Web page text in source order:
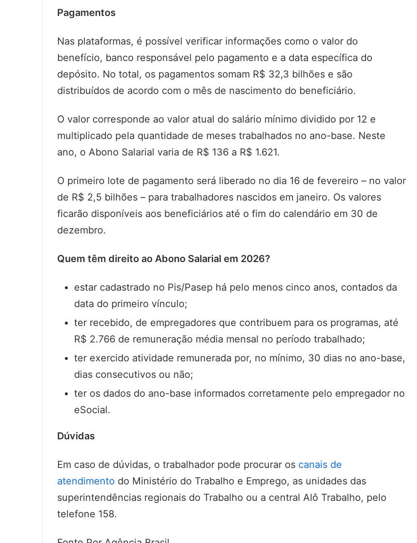
Pagamentos
Nas plataformas, é possível verificar informações como o valor do
benefício, banco responsável pelo pagamento e a data específica do
depósito. No total, os pagamentos somam R$ 32,3 bilhões e são
distribuídos de acordo com o mês de nascimento do beneficiário.
O valor corresponde ao valor atual do salário mínimo dividido por 12 e
multiplicado pela quantidade de meses trabalhados no ano-base. Neste
ano, o Abono Salarial varia de R$ 136 a R$ 1.621.
O primeiro lote de pagamento será liberado no dia 16 de fevereiro – no valor
de R$ 2,5 bilhões – para trabalhadores nascidos em janeiro. Os valores
ficarão disponíveis aos beneficiários até o fim do calendário em 30 de
dezembro.
Quem têm direito ao Abono Salarial em 2026?
estar cadastrado no Pis/Pasep há pelo menos cinco anos, contados da
data do primeiro vínculo;
ter recebido, de empregadores que contribuem para os programas, até
R$ 2.766 de remuneração média mensal no período trabalhado;
ter exercido atividade remunerada por, no mínimo, 30 dias no ano-base,
dias consecutivos ou não;
ter os dados do ano-base informados corretamente pelo empregador no
eSocial.
Dúvidas
Em caso de dúvidas, o trabalhador pode procurar os canais de
atendimento do Ministério do Trabalho e Emprego, as unidades das
superintendências regionais do Trabalho ou a central Alô Trabalho, pelo
telefone 158.